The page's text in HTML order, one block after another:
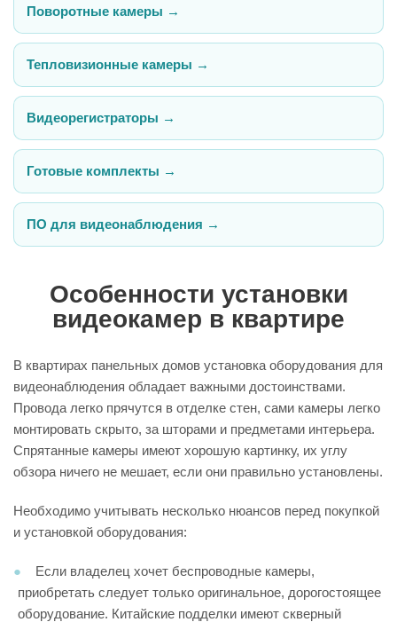
Поворотные камеры →
Тепловизионные камеры →
Видеорегистраторы →
Готовые комплекты →
ПО для видеонаблюдения →
Особенности установки
видеокамер в квартире
В квартирах панельных домов установка оборудования для
видеонаблюдения обладает важными достоинствами.
Провода легко прячутся в отделке стен, сами камеры легко
монтировать скрыто, за шторами и предметами интерьера.
Спрятанные камеры имеют хорошую картинку, их углу
обзора ничего не мешает, если они правильно установлены.
Необходимо учитывать несколько нюансов перед покупкой
и установкой оборудования:
Если владелец хочет беспроводные камеры,
приобретать следует только оригинальное, дорогостоящее
оборудование. Китайские подделки имеют скверный